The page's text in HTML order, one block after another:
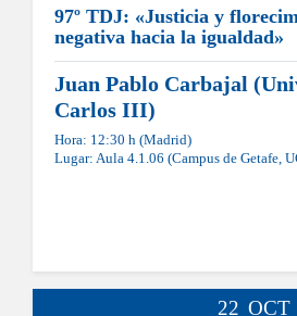
97º TDJ: «Justicia y
negativa hacia la igualdad»
Juan Pablo Carbajal
Carlos III)
Hora: 12:30 h (Madrid)
Lugar: Aula 4.1.06 (Campus de Getafe,
22 OCT